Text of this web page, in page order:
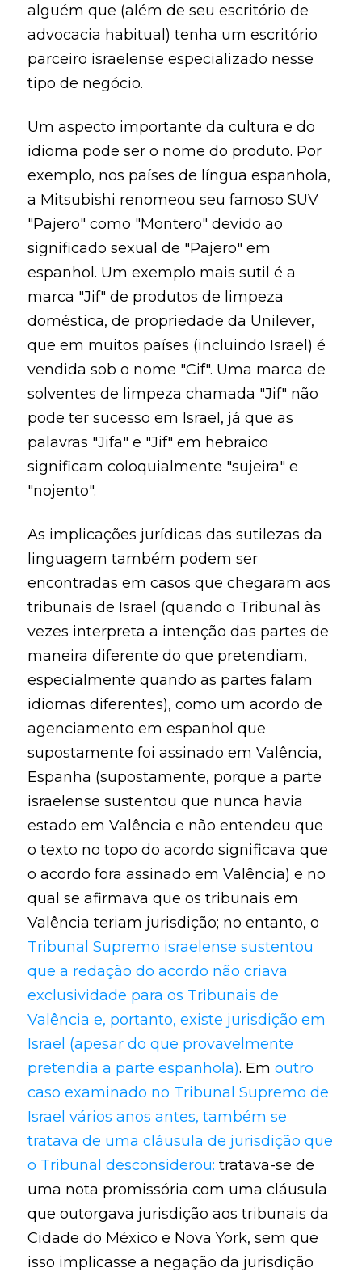
alguém que (além de seu escritório de
advocacia habitual) tenha um escritório
parceiro israelense especializado nesse
tipo de negócio.
Um aspecto importante da cultura e do
idioma pode ser o nome do produto. Por
exemplo, nos países de língua espanhola,
a Mitsubishi renomeou seu famoso SUV
"Pajero" como "Montero" devido ao
significado sexual de "Pajero" em
espanhol. Um exemplo mais sutil é a
marca "Jif" de produtos de limpeza
doméstica, de propriedade da Unilever,
que em muitos países (incluindo Israel) é
vendida sob o nome "Cif". Uma marca de
solventes de limpeza chamada "Jif" não
pode ter sucesso em Israel, já que as
palavras "Jifa" e "Jif" em hebraico
significam coloquialmente "sujeira" e
"nojento".
As implicações jurídicas das sutilezas da
linguagem também podem ser
encontradas em casos que chegaram aos
tribunais de Israel (quando o Tribunal às
vezes interpreta a intenção das partes de
maneira diferente do que pretendiam,
especialmente quando as partes falam
idiomas diferentes), como um acordo de
agenciamento em espanhol que
supostamente foi assinado em Valência,
Espanha (supostamente, porque a parte
israelense sustentou que nunca havia
estado em Valência e não entendeu que
o texto no topo do acordo significava que
o acordo fora assinado em Valência) e no
qual se afirmava que os tribunais em
Valência teriam jurisdição; no entanto, o
Tribunal Supremo israelense sustentou
que a redação do acordo não criava
exclusividade para os Tribunais de
Valência e, portanto, existe jurisdição em
Israel (apesar do que provavelmente
pretendia a parte espanhola). Em outro
caso examinado no Tribunal Supremo de
Israel vários anos antes, também se
tratava de uma cláusula de jurisdição que
o Tribunal desconsiderou: tratava-se de
uma nota promissória com uma cláusula
que outorgava jurisdição aos tribunais da
Cidade do México e Nova York, sem que
isso implicasse a negação da jurisdição